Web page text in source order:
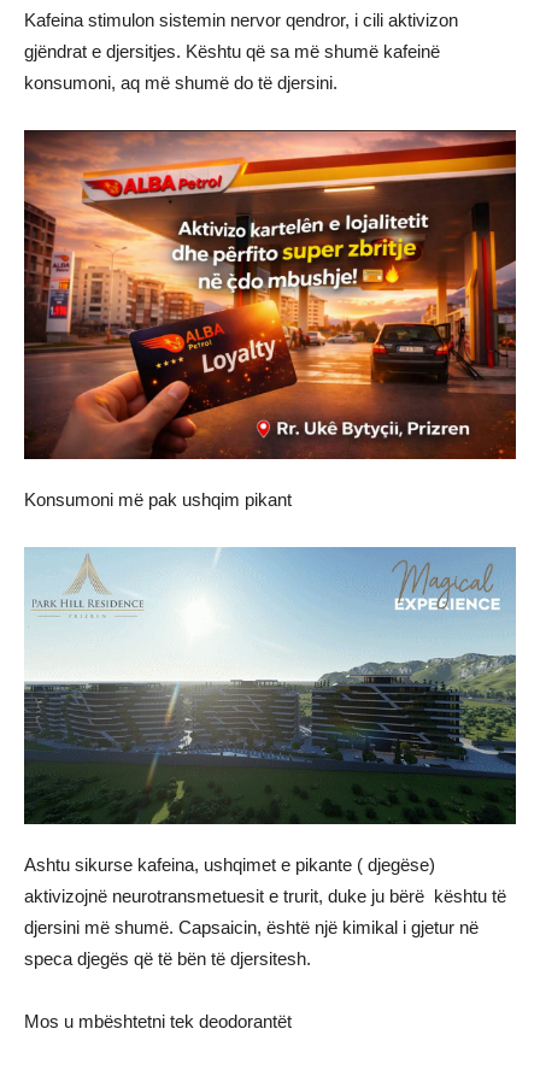
Kafeina stimulon sistemin nervor qendror, i cili aktivizon
gjëndrat e djersitjes. Kështu që sa më shumë kafeinë
konsumoni, aq më shumë do të djersini.
Konsumoni më pak ushqim pikant
Ashtu sikurse kafeina, ushqimet e pikante ( djegëse)
aktivizojnë neurotransmetuesit e trurit, duke ju bërë kështu të
djersini më shumë. Capsaicin, është një kimikal i gjetur në
speca djegës që të bën të djersitesh.
Mos u mbështetni tek deodorantët